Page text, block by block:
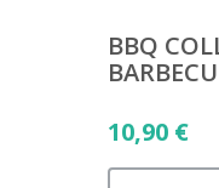
BBQ
10,90 €